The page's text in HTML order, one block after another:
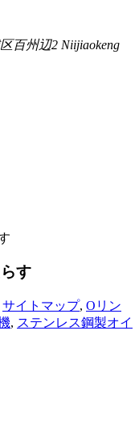
百州辺2 Niijiaokeng
す
サイトマップ, Oリン
, ステンレス鋼製オイ